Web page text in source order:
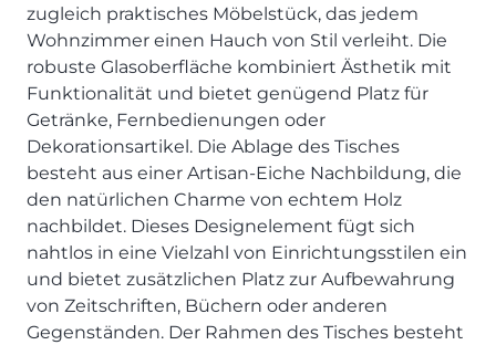
Bar- & Barhockersysteme
Beimöbel
Einzelstühle & Stuhlsysteme
Einzeltische & Tischsysteme
ALLES ANZEIGEN
SOFA, COUCH & CO.
2er Sofas & Funktionssofas
Systemgarnituren Leder
Systemgarnituren Stoff
Sessel & Hocker
KÜCHENTECHNIK
Dunstabzug im Kochfeld
Bora - The end of normal
Neff - Mehr Raum für Kreativität
Siemens - Intelligente Lösungen für dein Zuhause
Liebherr - hat den Kühlschrank zwar nicht neu erfunden.
Aber fast.
Naber - Für die perfekte Küche
Quooker – Der Wasserhahn, der alles kann
Systemceram - Das Geheimnis langlebiger
KÜCHEN PROSPEKTE
Lebensraum Küche
Prisma Journal
KÜCHENTECHNIK
Neff - Mehr Raum für Kreativität
BORA - The end of normal
AKTIONEN
Der neue MDS Prospekt
25 Küchen zu Sonderkonditionen
SCHLAFZIMMER
ALLES ANZEIGEN
ESSZIMMER
ALLES ANZEIGEN
KÜCHE
ALLE ANZEIGEN
Historie & Philosophie
360° Rundgang
Kunden-Bewertungen
Über uns
UNSER SERVICE
Aufmaß-Service
Entsorgungs-Service
Finanzkauf-Service
Montage-Service
Interior Design Service
zugleich praktisches Möbelstück, das jedem
Wohnzimmer einen Hauch von Stil verleiht. Die
robuste Glasoberfläche kombiniert Ästhetik mit
Funktionalität und bietet genügend Platz für
Getränke, Fernbedienungen oder
Dekorationsartikel. Die Ablage des Tisches
besteht aus einer Artisan-Eiche Nachbildung, die
den natürlichen Charme von echtem Holz
nachbildet. Dieses Designelement fügt sich
nahtlos in eine Vielzahl von Einrichtungsstilen ein
und bietet zusätzlichen Platz zur Aufbewahrung
von Zeitschriften, Büchern oder anderen
Gegenständen. Der Rahmen des Tisches besteht